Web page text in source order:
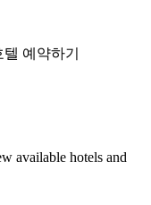
예약하기
available hotels and